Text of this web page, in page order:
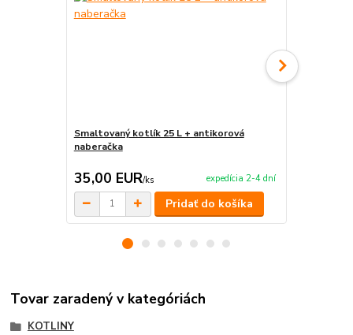
Smaltovaný kotlík 25 L + antikorová
naberačka
35,00 EUR/ks expedícia 2-4 dní
Pridať do košíka
Tovar zaradený v kategóriách
KOTLINY